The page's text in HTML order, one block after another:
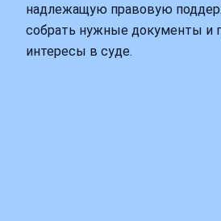
надлежащую правовую
собрать нужные документы и
интересы в суде.